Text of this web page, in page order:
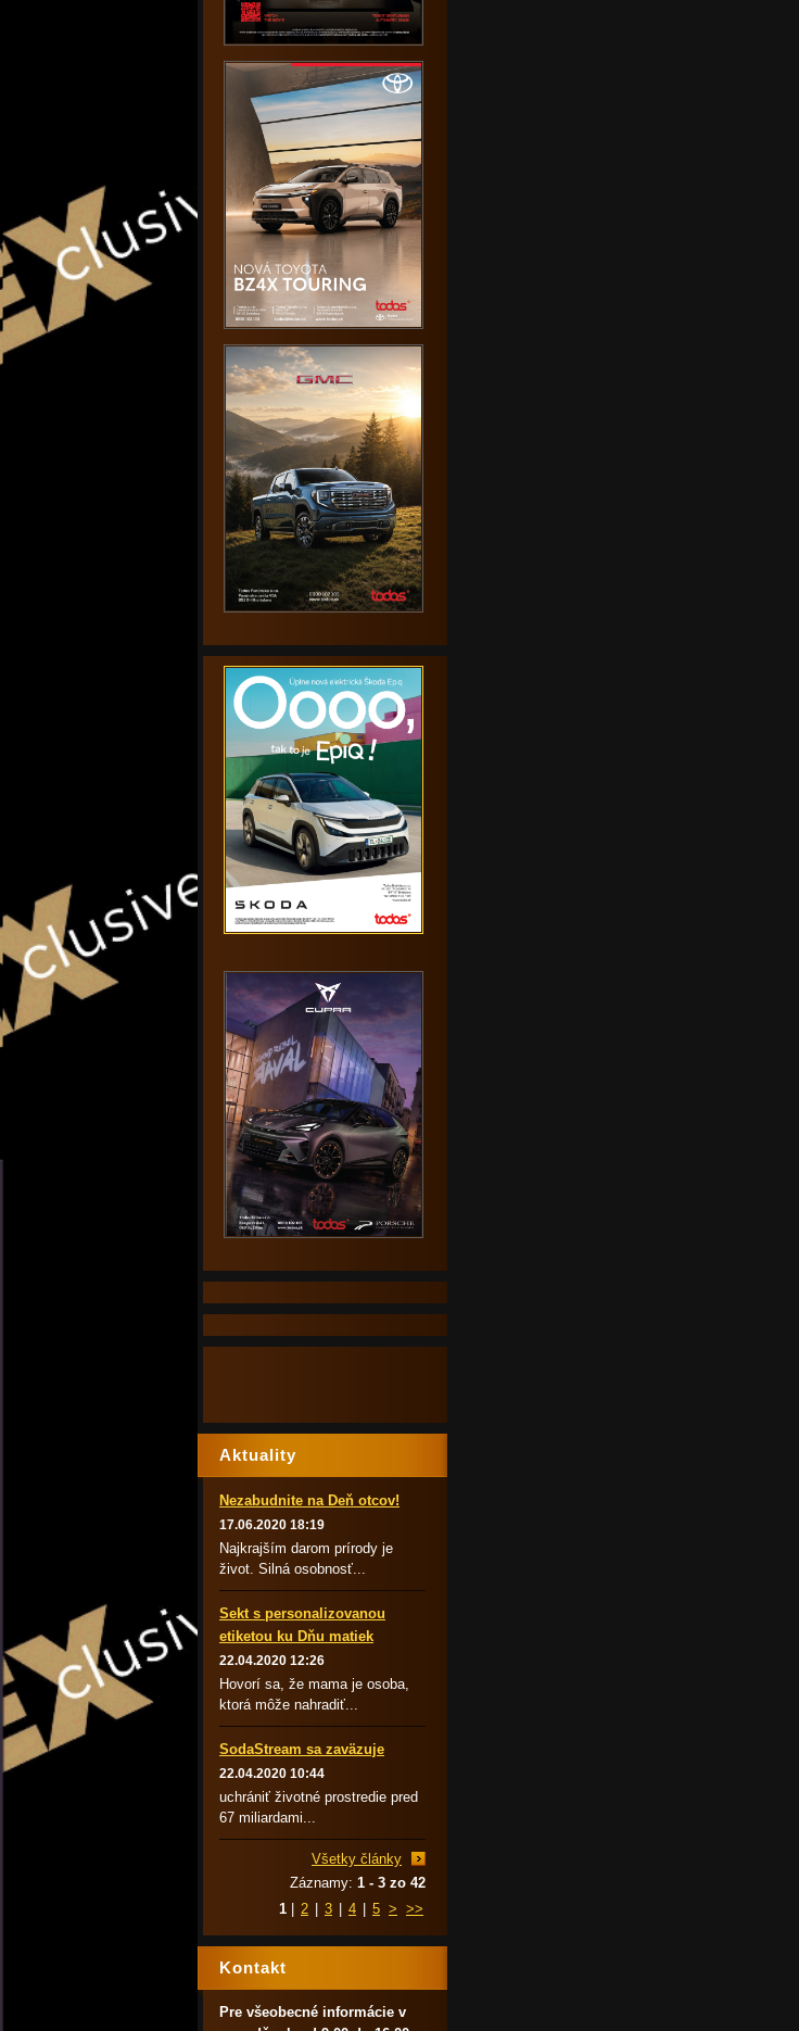
Aktuality
Nezabudnite na Deň otcov!
17.06.2020 18:19
Najkrajším darom prírody je
život. Silná osobnosť...
Sekt s personalizovanou
etiketou ku Dňu matiek
22.04.2020 12:26
Hovorí sa, že mama je osoba,
ktorá môže nahradiť...
SodaStream sa zaväzuje
22.04.2020 10:44
uchrániť životné prostredie pred
67 miliardami...
Všetky články
Záznamy: 1 - 3 zo 42
1
2 3 4 5 > >>
Kontakt
Pre všeobecné informácie v